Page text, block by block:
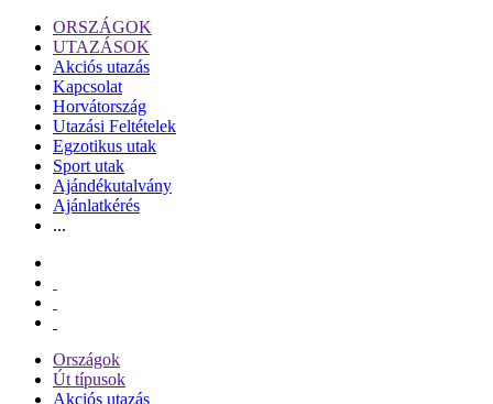
ORSZÁGOK
UTAZÁSOK
Akciós utazás
Kapcsolat
Horvátország
Utazási Feltételek
Egzotikus utak
Sport utak
Ajándékutalvány
Ajánlatkérés
...
Országok
Út típusok
Akciós utazás